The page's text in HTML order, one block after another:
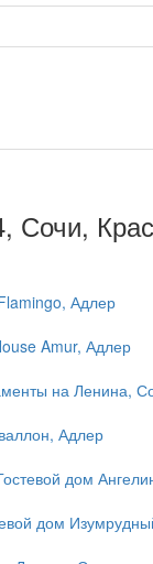
Сочи,
Адлер
Amur, Адлер
на Ленина,
Адлер
дом
дом